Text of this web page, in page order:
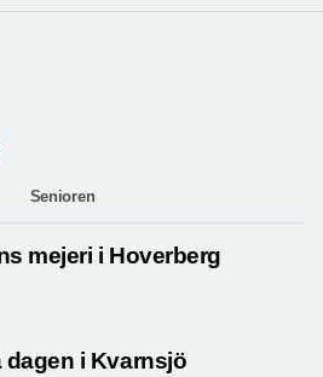
Senioren
mejeri i Hoverberg
dagen i Kvarnsjö